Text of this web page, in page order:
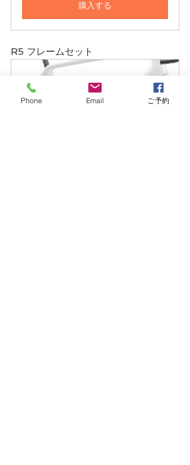
購入する
R5 フレームセット
Phone Email ご予約